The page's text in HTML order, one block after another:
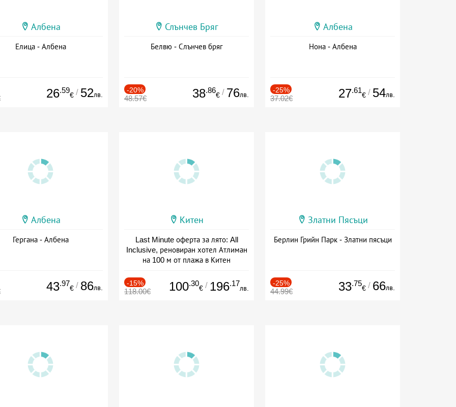
Албена
Елица - Албена
26.59
€ / 52лв.
Слънчев Бряг
Белвю - Слънчев бряг
-20%
48.57€ 38.86
€ / 76лв.
Албена
Нона - Албена
-25%
37.02€ 27.61
€ / 54лв.
Албена
Гергана - Албена
43.97
€ / 86лв.
Китен
Last Minute оферта за лято: All
Inclusive, реновиран хотел Атлиман
на 100 м от плажа в Китен
-15%
118.00€ 100.30
€ / 196.17
лв.
Златни Пясъци
Берлин Грийн Парк - Златни пясъци
-25%
44.99€ 33.75
€ / 66лв.